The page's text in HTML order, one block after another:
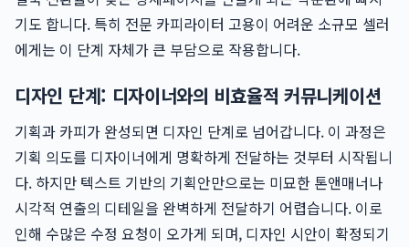
기도 합니다. 특히 전문 카피라이터 고용이 어려운 소규모 셀러
에게는 이 단계 자체가 큰 부담으로 작용합니다.
디자인 단계: 디자이너와의 비효율적 커뮤니케이션
기획과 카피가 완성되면 디자인 단계로 넘어갑니다. 이 과정은
기획 의도를 디자이너에게 명확하게 전달하는 것부터 시작됩니
다. 하지만 텍스트 기반의 기획안만으로는 미묘한 톤앤매너나
시각적 연출의 디테일을 완벽하게 전달하기 어렵습니다. 이로
인해 수많은 수정 요청이 오가게 되며, 디자인 시안이 확정되기